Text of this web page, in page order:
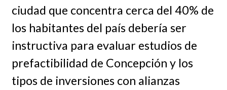
ciudad que concentra cerca del 40% de
los habitantes del país debería ser
instructiva para evaluar estudios de
prefactibilidad de Concepción y los
tipos de inversiones con alianzas